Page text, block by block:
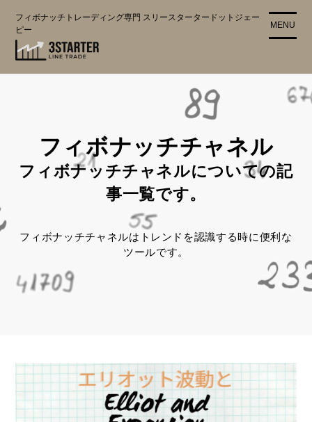
フィボナッチトレーディング専門 スリースタータードットジェー
ピー
MENU
フィボナッチチャネル
フィボナッチチャネルについての記
事一覧です。
フィボナッチチャネルはトレンドを認識する時に便利な
ツールです。